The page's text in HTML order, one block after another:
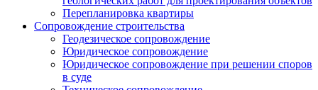
Перепланировка квартиры
Сопровождение строительства
Геодезическое сопровождение
Юридическое сопровождение
Юридическое сопровождение при решении споров
в суде